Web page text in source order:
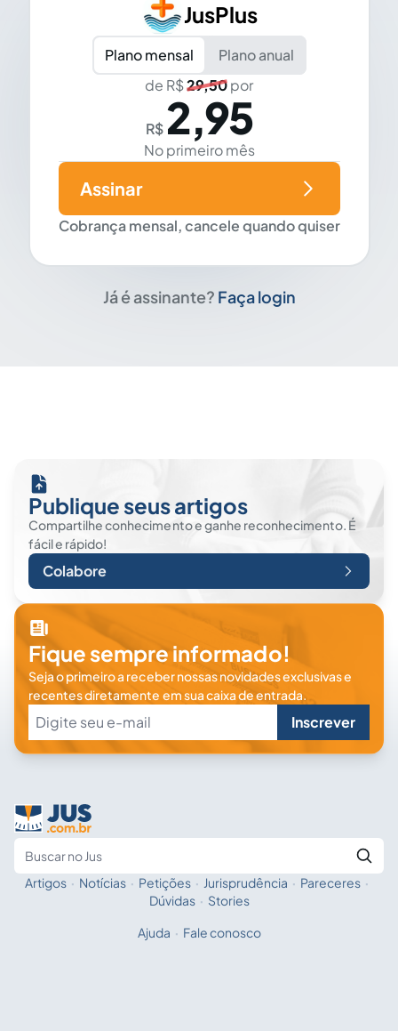
JusPlus
Plano mensal
Plano anual
de R$29,50por
R$ 2,95
No primeiro mês
Cobrança mensal, cancele quando quiser
Assinar
Já é assinante? Faça login
Publique seus artigos
Compartilhe conhecimento e ganhe reconhecimento. É
fácil e rápido!
Colabore
Fique sempre informado!
Seja o primeiro a receber nossas novidades exclusivas e
recentes diretamente em sua caixa de entrada.
Inscrever
Fale com a IA
Artigos · Notícias · Petições · Jurisprudência · Pareceres ·
Dúvidas · Stories
Ajuda · Fale conosco